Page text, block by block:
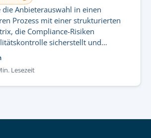
die Anbieterauswahl in einen
Prozess mit einer strukturierten
die Compliance-Risiken
sicherstellt und
garantiert.
Lesezeit